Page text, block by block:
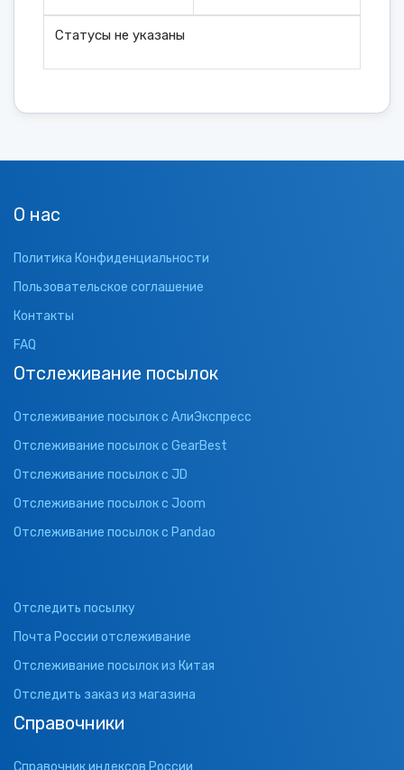
Статусы не указаны
О нас
Политика Конфиденциальности
Пользовательское соглашение
Контакты
FAQ
Отслеживание посылок
Отслеживание посылок с АлиЭкспресс
Отслеживание посылок с GearBest
Отслеживание посылок с JD
Отслеживание посылок с Joom
Отслеживание посылок с Pandao
Отследить посылку
Почта России отслеживание
Отслеживание посылок из Китая
Отследить заказ из магазина
Справочники
Справочник индексов России